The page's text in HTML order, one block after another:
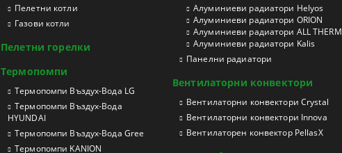
Пелетни котли
Газови котли
Пелетни горелки
Термопомпи
Tермопомпи Въздух-Вода LG
Термопомпи Въздух-Вода
HYUNDAI
Термопомпи Въздух-Вода Gree
Термопомпи KANION
Aлуминиеви радиатори Helyos
Aлуминиеви радиатори ORION
Aлуминиеви радиатори ALL THERM
Aлуминиеви радиатори Kalis
Панелни радиатори
Вентилаторни конвектори
Вентилаторни конвектори Crystal
Вентилаторни конвектори Innova
Вентилаторен конвектор PellasX